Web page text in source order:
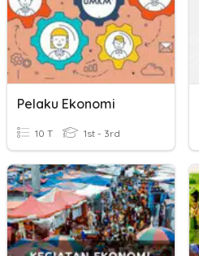
Pelaku Ekonomi
10 T 1st - 3rd